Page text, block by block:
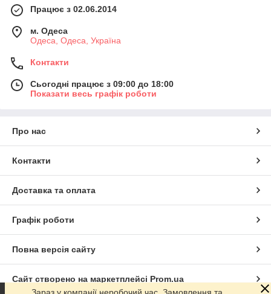
Працює з 02.06.2014
м. Одеса
Одеса, Одеса, Україна
Контакти
Сьогодні працює з 09:00 до 18:00
Показати весь графік роботи
Про нас
Контакти
Доставка та оплата
Графік роботи
Повна версія сайту
Сайт створено на маркетплейсі Prom.ua